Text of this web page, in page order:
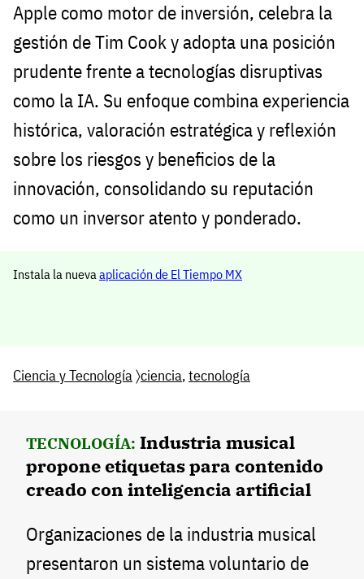
Apple como motor de inversión, celebra la
gestión de Tim Cook y adopta una posición
prudente frente a tecnologías disruptivas
como la IA. Su enfoque combina experiencia
histórica, valoración estratégica y reflexión
sobre los riesgos y beneficios de la
innovación, consolidando su reputación
como un inversor atento y ponderado.
Instala la nuevaaplicación de El Tiempo MX
Ciencia y Tecnología〉ciencia,tecnología
TECNOLOGÍA: Industria musical
propone etiquetas para contenido
creado con inteligencia artificial
Organizaciones de la industria musical
presentaron un sistema voluntario de